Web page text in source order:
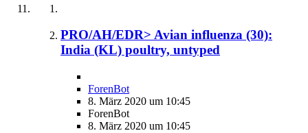
PRO/AH/EDR> Avian influenza (30):
India (KL) poultry, untyped
ForenBot
8. März 2020 um 10:45
ForenBot
8. März 2020 um 10:45